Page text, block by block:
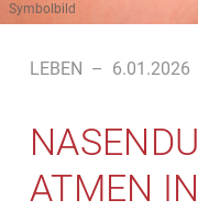
Symbolbild
LEBEN – 6.01.2026
ATMEN